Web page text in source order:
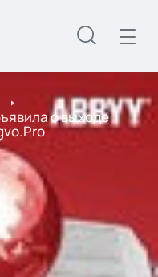
о выходе